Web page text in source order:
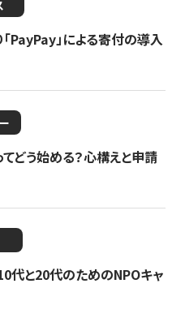
PayPay」による寄付の導入
どう始める？心構えと申請
代と20代のためのNPOキャ